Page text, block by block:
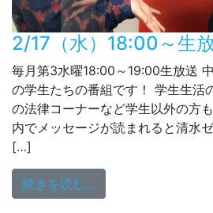
2/17（水）18:00～生
毎月第3水曜18:00～19:00生放送
の学生たちの番組です！ 学生生活
の法律コーナーなど学生以外の方
内でメッセージが読まれると清水
[…]
続きを読む…